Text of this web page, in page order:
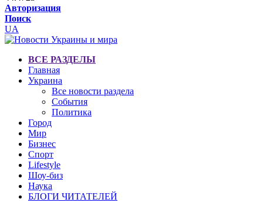
Авторизация
Поиск
UA
ВСЕ РАЗДЕЛЫ
Главная
Украина
Все новости раздела
События
Политика
Город
Мир
Бизнес
Спорт
Lifestyle
Шоу-биз
Наука
БЛОГИ ЧИТАТЕЛЕЙ